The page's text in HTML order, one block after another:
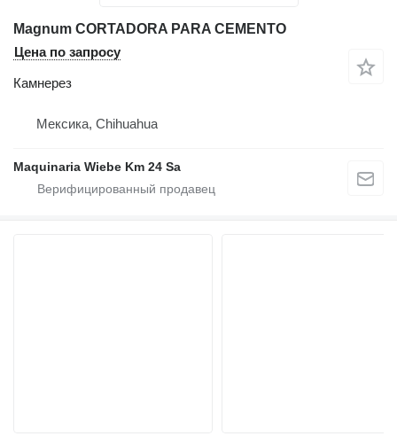
Magnum CORTADORA PARA CEMENTO
Цена по запросу
Камнерез
Мексика, Chihuahua
Maquinaria Wiebe Km 24 Sa